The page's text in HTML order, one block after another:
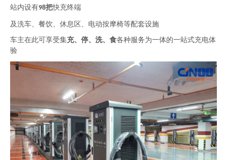
站内设有98把快充终端
及洗车、餐饮、休息区、电动按摩椅等配套设施
车主在此可享受集充、停、洗、食各种服务为一体的一站式充电体
验